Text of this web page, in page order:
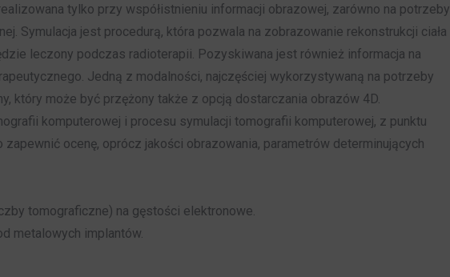
tylko przy współistnieniu informacji obrazowej, zarówno na potrzeby
Symulacja jest procedurą, która pozwala na zobrazowanie rekonstrukcji ciała
leczony podczas radioterapii. Pozyskiwana jest również informacja na
Jedną z modalności, najczęściej wykorzystywaną na potrzeby
który może być przężony także z opcją dostarczania obrazów 4D.
komputerowej i procesu symulacji tomografii komputerowej, z punktu
ocenę, oprócz jakości obrazowania, parametrów determinujących
tomograficzne) na gęstości elektronowe.
metalowych implantów.